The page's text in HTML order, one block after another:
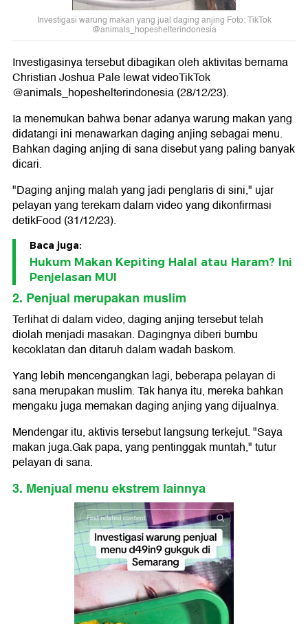
Investigasi warung makan yang jual daging anjing Foto: TikTok
@animals_hopeshelterindonesia
Investigasinya tersebut dibagikan oleh aktivitas bernama
Christian Joshua Pale lewat videoTikTok
@animals_hopeshelterindonesia (28/12/23).
Ia menemukan bahwa benar adanya warung makan yang
didatangi ini menawarkan daging anjing sebagai menu.
Bahkan daging anjing di sana disebut yang paling banyak
dicari.
"Daging anjing malah yang jadi penglaris di sini," ujar
pelayan yang terekam dalam video yang dikonfirmasi
detikFood (31/12/23).
Baca juga:
Hukum Makan Kepiting Halal atau Haram? Ini
Penjelasan MUI
2. Penjual merupakan muslim
Terlihat di dalam video, daging anjing tersebut telah
diolah menjadi masakan. Dagingnya diberi bumbu
kecoklatan dan ditaruh dalam wadah baskom.
Yang lebih mencengangkan lagi, beberapa pelayan di
sana merupakan muslim. Tak hanya itu, mereka bahkan
mengaku juga memakan daging anjing yang dijualnya.
Mendengar itu, aktivis tersebut langsung terkejut. "Saya
makan juga.Gak papa, yang pentinggak muntah," tutur
pelayan di sana.
3. Menjual menu ekstrem lainnya